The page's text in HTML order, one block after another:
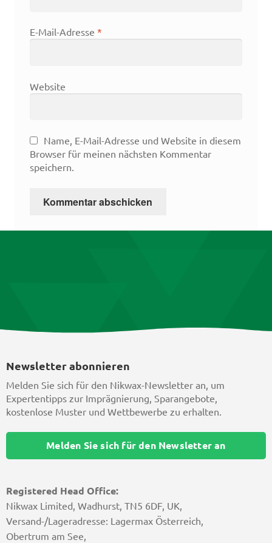
E-Mail-Adresse *
Website
Name, E-Mail-Adresse und Website in diesem
Browser für meinen nächsten Kommentar
speichern.
Registered Head Office:
Nikwax Limited, Wadhurst, TN5 6DF, UK,
Versand-/Lageradresse: Lagermax Österreich,
Obertrum am See,
Newsletter abonnieren
Melden Sie sich für den Nikwax-Newsletter an, um
Expertentipps zur Imprägnierung, Sparangebote,
kostenlose Muster und Wettbewerbe zu erhalten.
Melden Sie sich für den Newsletter an